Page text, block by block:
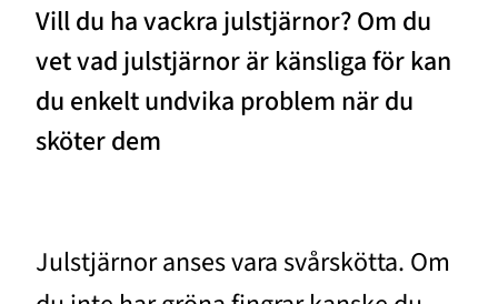
Vill du ha vackra julstjärnor? Om du
vet vad julstjärnor är känsliga för kan
du enkelt undvika problem när du
sköter dem
Julstjärnor anses vara svårskötta. Om